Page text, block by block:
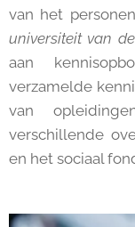
van het
universiteit van
aan
verzamelde
van
verschillende
en het sociaal